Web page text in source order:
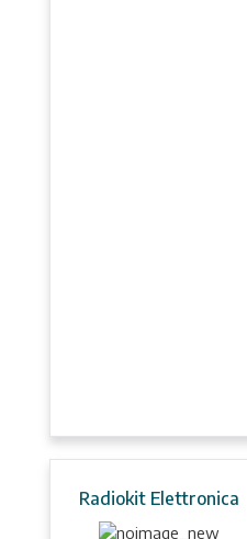
Radiokit Elettronica